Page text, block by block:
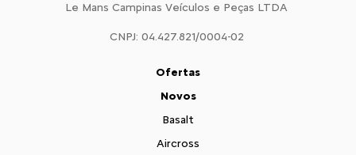
Le Mans Campinas Veículos e Peças LTDA
CNPJ: 04.427.821/0004-02
Ofertas
Novos
Basalt
Aircross